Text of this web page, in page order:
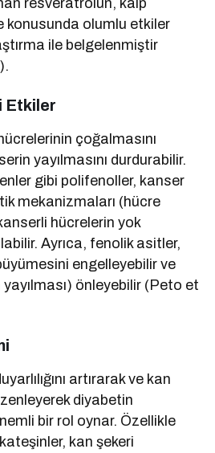
konusunda olumlu etkiler
ile belgelenmiştir
Etkiler
çoğalmasını
yayılmasını durdurabilir.
gibi polifenoller, kanser
mekanizmaları (hücre
hücrelerin yok
Ayrıca, fenolik asitler,
engelleyebilir ve
önleyebilir (Peto et
artırarak ve kan
diyabetin
bir rol oynar. Özellikle
kan şekeri